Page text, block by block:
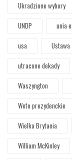
Ukradzione wybory
UNDP
unia
usa
Ustawa
utracone dekady
Waszyngton
Weto prezydenckie
Wielka Brytania
William McKinley